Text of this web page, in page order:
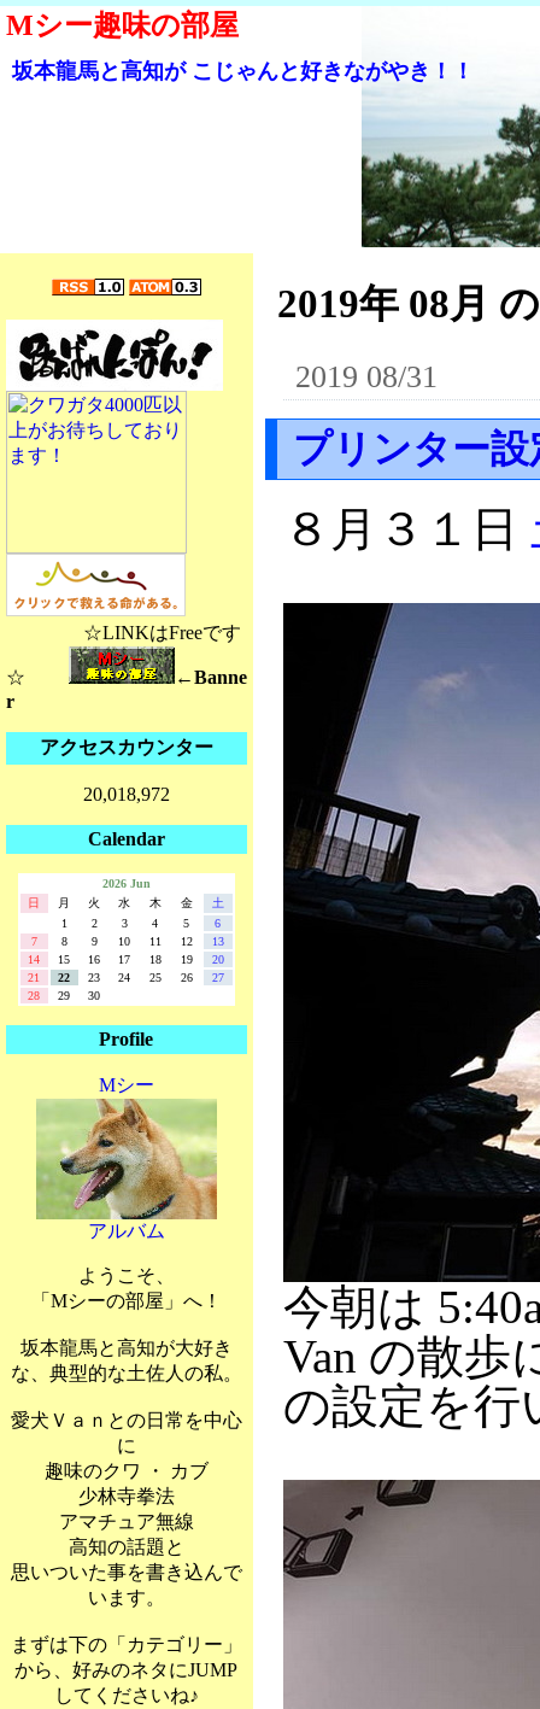
Mシー趣味の部屋
坂本龍馬と高知が こじゃんと好きながやき！！
☆LINKはFreeです
☆
←Banne
r
アクセスカウンター
20,018,972
Calendar
2026 Jun
日
月 火 水 木 金
土
1
2 3 4 5
6
7
8 9 10 11 12
13
14
15 16 17 18 19
20
21
22 23 24 25 26
27
28
29 30
Profile
Mシー
アルバム
ようこそ、
「Mシーの部屋」へ！
坂本龍馬と高知が大好き
な、典型的な土佐人の私。
愛犬Ｖａｎとの日常を中心
に
趣味のクワ ・ カブ
少林寺拳法
アマチュア無線
高知の話題と
思いついた事を書き込んで
います。
まずは下の「カテゴリー」
から、好みのネタにJUMP
してくださいね♪
2019年 08月
2019 08/31
プリンター設
８月３１日
今朝は
Van の散歩
の設定を行